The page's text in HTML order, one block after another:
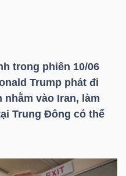
trong phiên 10/06
Trump phát đi
vào Iran, làm
Trung Đông có thể